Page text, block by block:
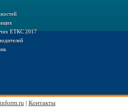
ЕТКС 2017
| Контакты